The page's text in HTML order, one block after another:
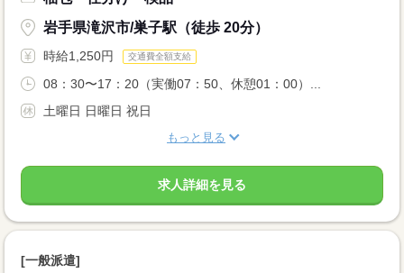
岩手県滝沢市/巣子駅（徒歩 20分）
時給1,250円 交通費全額支給
08：30〜17：20（実働07：50、休憩01：00）...
土曜日 日曜日 祝日
もっと見る
求人詳細を見る
[一般派遣]